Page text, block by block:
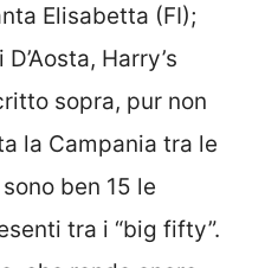
Elisabetta (FI);
Harry’s
sopra, pur non
la Campania tra le
ben 15 le
tra i “big fifty”.